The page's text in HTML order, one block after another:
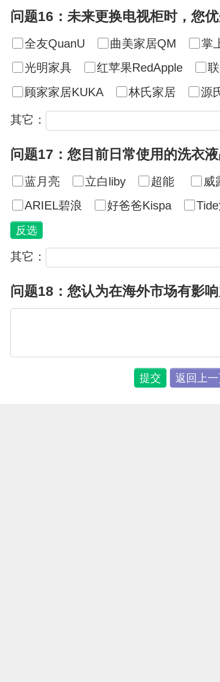
问题16：未来更换电视柜时，您
全友QuanU 曲美家居QM
掌
光明家具
红苹果RedApple
顾家家居KUKA
林氏家居 源
其它：
问题17：您目前日常使用的洗衣
蓝月亮 立白liby 超能
威
ARIEL碧浪
好爸爸Kispa
其它：
问题18：您认为在海外市场有影